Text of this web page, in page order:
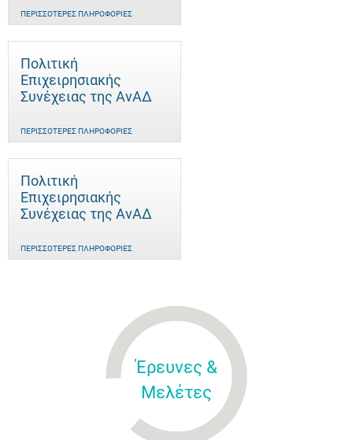
ΠΕΡΙΣΣΌΤΕΡΕΣ ΠΛΗΡΟΦΟΡΊΕΣ
Πολιτική
Επιχειρησιακής
Συνέχειας της ΑνΑΔ
ΠΕΡΙΣΣΌΤΕΡΕΣ ΠΛΗΡΟΦΟΡΊΕΣ
Πολιτική
Επιχειρησιακής
Συνέχειας της ΑνΑΔ
ΠΕΡΙΣΣΌΤΕΡΕΣ ΠΛΗΡΟΦΟΡΊΕΣ
Έρευνες &
Μελέτες